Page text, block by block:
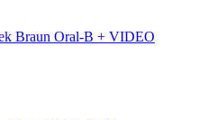
Braun Oral-B + VIDEO